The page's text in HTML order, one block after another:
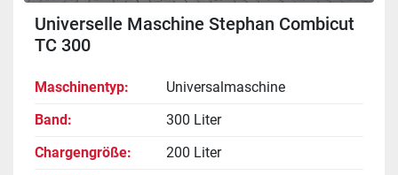
Universelle Maschine Stephan Combicut
TC 300
Maschinentyp
Universalmaschine
Band
300 Liter
Chargengröße
200 Liter